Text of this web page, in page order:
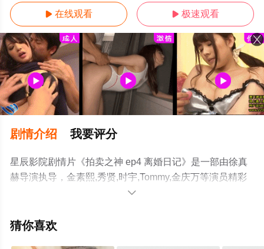
 在线观看  极速观看
剧情介绍 我要评分
星辰影院剧情片《拍卖之神 ep4 离婚日记》是一部由徐真
赫导演执导，金素熙,秀贤,时宇,Tommy,金庆万等演员精彩
演绎的韩国电影，手机免费观看高清无删减完整版电影大
猫或剧情网等平台了解。

猜你喜欢